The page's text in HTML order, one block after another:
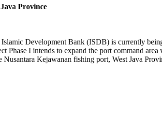
Province
Development Bank (ISDB) is currently
Phase I intends to expand the port command
Kejawanan fishing port, West Java